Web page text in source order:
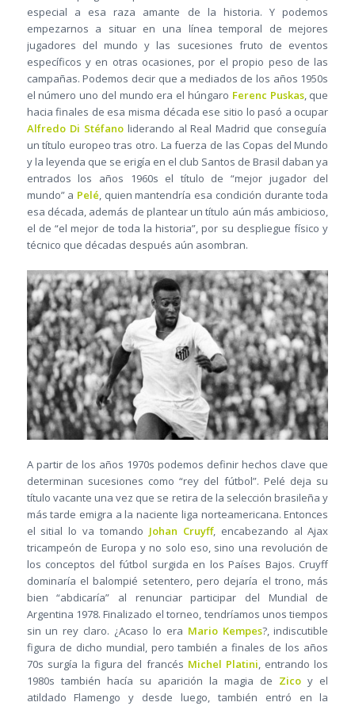
especial a esa raza amante de la historia. Y podemos
empezarnos a situar en una línea temporal de mejores
jugadores del mundo y las sucesiones fruto de eventos
específicos y en otras ocasiones, por el propio peso de las
campañas. Podemos decir que a mediados de los años 1950s
el número uno del mundo era el húngaro Ferenc Puskas, que
hacia finales de esa misma década ese sitio lo pasó a ocupar
Alfredo Di Stéfanoliderando al Real Madrid que conseguía
un título europeo tras otro. La fuerza de las Copas del Mundo
y la leyenda que se erigía en el club Santos de Brasil daban ya
entrados los años 1960s el título de “mejor jugador del
mundo” a Pelé, quien mantendría esa condición durante toda
esa década, además de plantear un título aún más ambicioso,
el de “el mejor de toda la historia”, por su despliegue físico y
técnico que décadas después aún asombran.
A partir de los años 1970s podemos definir hechos clave que
determinan sucesiones como “rey del fútbol”. Pelé deja su
título vacante una vez que se retira de la selección brasileña y
más tarde emigra a la naciente liga norteamericana. Entonces
el sitial lo va tomando Johan Cruyff, encabezando al Ajax
tricampeón de Europa y no solo eso, sino una revolución de
los conceptos del fútbol surgida en los Países Bajos. Cruyff
dominaría el balompié setentero, pero dejaría el trono, más
bien “abdicaría” al renunciar participar del Mundial de
Argentina 1978. Finalizado el torneo, tendríamos unos tiempos
sin un rey claro. ¿Acaso lo era Mario Kempes?, indiscutible
figura de dicho mundial, pero también a finales de los años
70s surgía la figura del francés Michel Platini, entrando los
1980s también hacía su aparición la magia de Zico y el
atildado Flamengo y desde luego, también entró en la